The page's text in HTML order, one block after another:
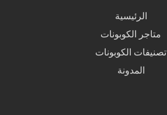
الرئيسية
متاجر الكوبونات
تصنيفات الكوبونات
المدونة